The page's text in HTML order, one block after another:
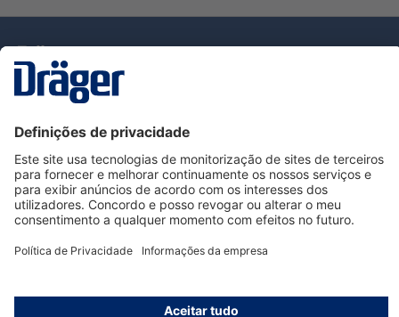
Serviço de Apoio ao Cliente Dräger
Utilização da loja
Informações
© Dräger Portugal, Lda, 2024